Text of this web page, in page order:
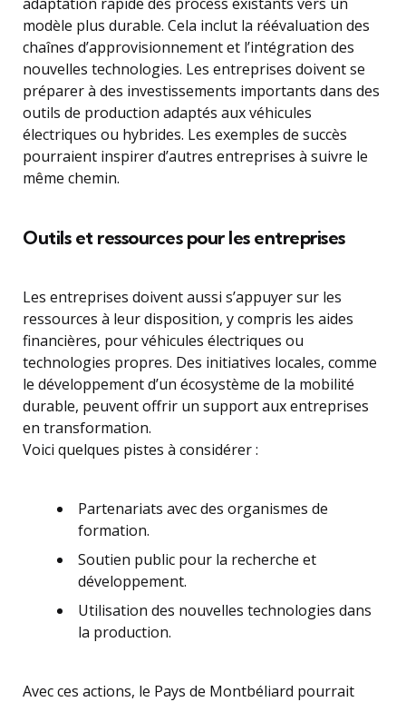
modèle plus durable. Cela inclut la réévaluation des
chaînes d’approvisionnement et l’intégration des
nouvelles technologies. Les entreprises doivent se
préparer à des investissements importants dans des
outils de production adaptés aux véhicules
électriques ou hybrides. Les exemples de succès
pourraient inspirer d’autres entreprises à suivre le
même chemin.
Outils et ressources pour les entreprises
Les entreprises doivent aussi s’appuyer sur les
ressources à leur disposition, y compris les aides
financières, pour véhicules électriques ou
technologies propres. Des initiatives locales, comme
le développement d’un écosystème de la mobilité
durable, peuvent offrir un support aux entreprises
en transformation.
Voici quelques pistes à considérer :
Partenariats avec des organismes de
formation.
Soutien public pour la recherche et
développement.
Utilisation des nouvelles technologies dans
la production.
Avec ces actions, le Pays de Montbéliard pourrait